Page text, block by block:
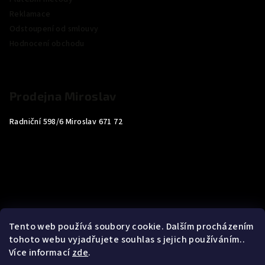
Tento web používá soubory cookie. Dalším procházením
tohoto webu vyjadřujete souhlas s jejich používáním..
Více informacízde.
Radniční 598/6 Miroslav 671 72